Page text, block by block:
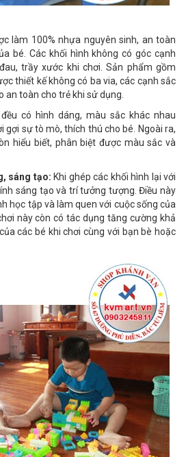
làm 100% nhựa nguyên sinh, an toàn
bé. Các khối hình không có góc cạnh
trầy xước khi chơi. Sản phẩm gồm
thiết kế không có ba via, các cạnh sắc
an toàn cho trẻ khi sử dụng.
có hình dáng, màu sắc khác nhau
gợi sự tò mò, thích thú cho bé. Ngoài ra,
hiểu biết, phân biệt được màu sắc và
sáng tạo: Khi ghép các khối hình lại với
sáng tạo và trí tưởng tượng. Điều này
học tập và làm quen với cuộc sống của
này còn có tác dụng tăng cường khả
các bé khi chơi cùng với bạn bè hoặc